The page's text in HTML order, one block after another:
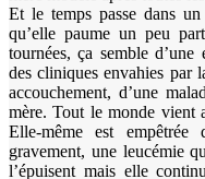
Et le temps passe dans
qu’elle paume un peu
tournées, ça semble
des cliniques envahies par
accouchement, d’une
mère. Tout le monde vient
Elle-même est
gravement, une leucémie
l’épuisent mais elle